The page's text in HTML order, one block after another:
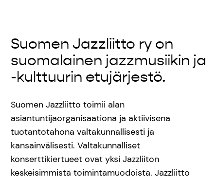
Suomen Jazzliitto ry on
suomalainen jazzmusiikin ja
-kulttuurin etujärjestö.
Suomen Jazzliitto toimii alan
asiantuntijaorganisaationa ja aktiivisena
tuotantotahona valtakunnallisesti ja
kansainvälisesti. Valtakunnalliset
konserttikiertueet ovat yksi Jazzliiton
keskeisimmistä toimintamuodoista. Jazzliitto